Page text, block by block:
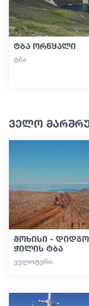
ტბა ორწყალი
ᲢᲑᲐ
ველო
მოხისი -
ჭილის ტბა
ᲕᲔᲚᲝᲢᲣᲠᲘ